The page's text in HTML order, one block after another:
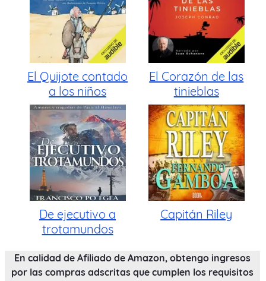
El Quijote contado
a los niños
El Corazón de las
tinieblas
De ejecutivo a
trotamundos
Capitán Riley
En calidad de Afiliado de Amazon, obtengo ingresos
por las compras adscritas que cumplen los requisitos